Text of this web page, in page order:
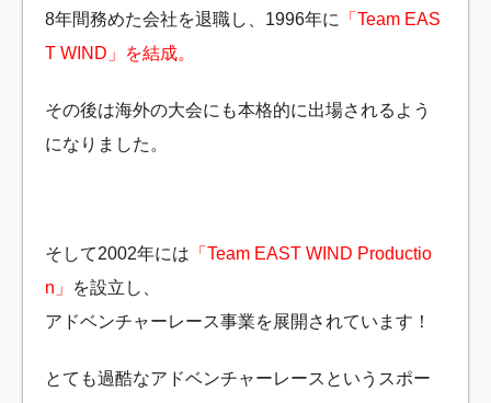
8年間務めた会社を退職し、1996年に
「Team EAS
T WIND」を結成。
その後は海外の大会にも本格的に出場されるよう
になりました。
そして2002年には 「Team EAST WIND Productio
n」
を設立し、
アドベンチャーレース事業を展開されています！
とても過酷なアドベンチャーレースというスポー